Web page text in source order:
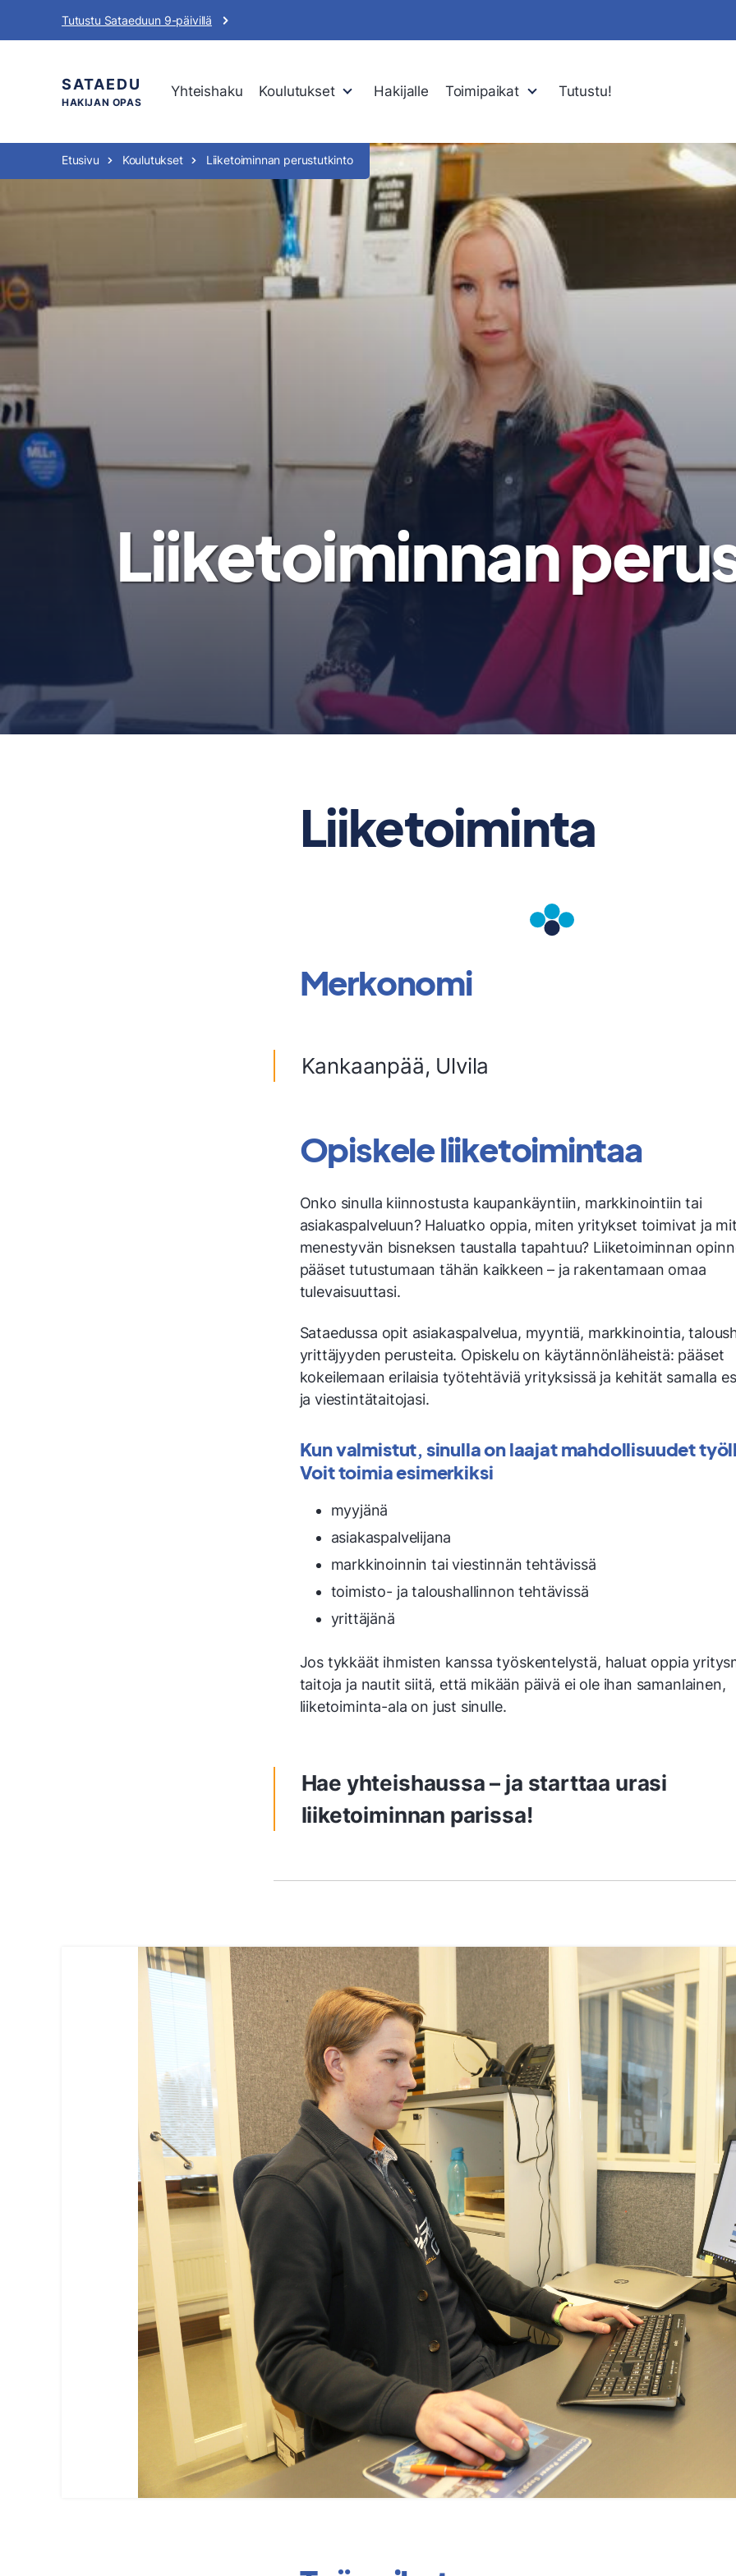
Tutustu Sataeduun 9-päivillä
SATAEDU
HAKIJAN OPAS
Yhteishaku Koulutukset Hakijalle Toimipaikat Tutustu!
Etusivu Koulutukset Liiketoiminnan perustutkinto
Liiketoiminnan
Liiketoiminta
Merkonomi
Kankaanpää, Ulvila
Opiskele liiketoimintaa
Onko sinulla kiinnostusta kaupankäyntiin, markkinointiin tai
asiakaspalveluun? Haluatko oppia, miten yritykset toimivat ja
menestyvän bisneksen taustalla tapahtuu? Liiketoiminnan
pääset tutustumaan tähän kaikkeen – ja rakentamaan omaa
tulevaisuuttasi.
Sataedussa opit asiakaspalvelua, myyntiä, markkinointia,
yrittäjyyden perusteita. Opiskelu on käytännönläheistä: pääset
kokeilemaan erilaisia työtehtäviä yrityksissä ja kehität samalla
ja viestintätaitojasi.
Kun valmistut, sinulla on laajat mahdollisuudet
Voit toimia esimerkiksi
myyjänä
asiakaspalvelijana
markkinoinnin tai viestinnän tehtävissä
toimisto- ja taloushallinnon tehtävissä
yrittäjänä
Jos tykkäät ihmisten kanssa työskentelystä, haluat oppia
taitoja ja nautit siitä, että mikään päivä ei ole ihan samanlainen,
liiketoiminta-ala on just sinulle.
Hae yhteishaussa – ja starttaa urasi
liiketoiminnan parissa!